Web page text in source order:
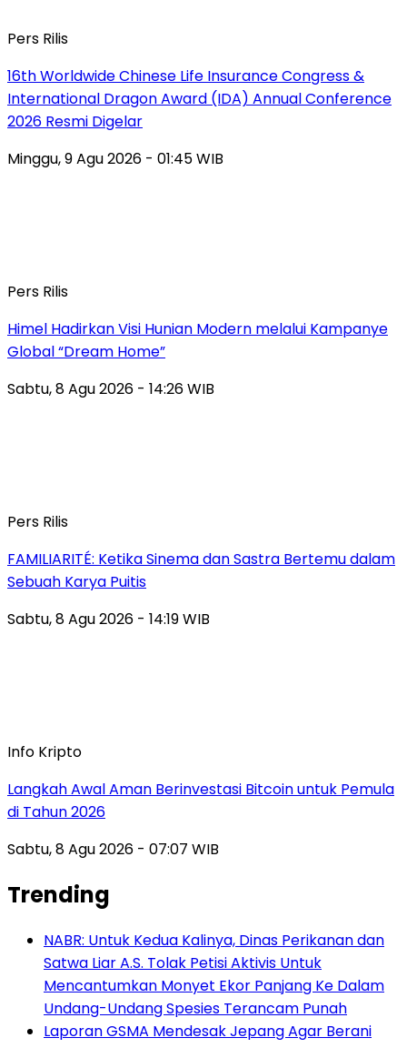
Pers Rilis
16th Worldwide Chinese Life Insurance Congress &
International Dragon Award (IDA) Annual Conference
2026 Resmi Digelar
Minggu, 9 Agu 2026 - 01:45 WIB
Pers Rilis
Himel Hadirkan Visi Hunian Modern melalui Kampanye
Global “Dream Home”
Sabtu, 8 Agu 2026 - 14:26 WIB
Pers Rilis
FAMILIARITÉ: Ketika Sinema dan Sastra Bertemu dalam
Sebuah Karya Puitis
Sabtu, 8 Agu 2026 - 14:19 WIB
Info Kripto
Langkah Awal Aman Berinvestasi Bitcoin untuk Pemula
di Tahun 2026
Sabtu, 8 Agu 2026 - 07:07 WIB
Trending
NABR: Untuk Kedua Kalinya, Dinas Perikanan dan
Satwa Liar A.S. Tolak Petisi Aktivis Untuk
Mencantumkan Monyet Ekor Panjang Ke Dalam
Undang-Undang Spesies Terancam Punah
Laporan GSMA Mendesak Jepang Agar Berani